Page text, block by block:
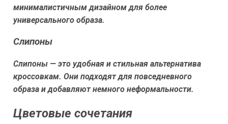
минималистичным дизайном для более
универсального образа.
Слипоны
Слипоны — это удобная и стильная альтернатива
кроссовкам. Они подходят для повседневного
образа и добавляют немного неформальности.
Цветовые сочетания